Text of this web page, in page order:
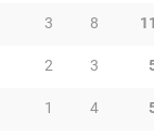
3 8 11
2 3
1 4